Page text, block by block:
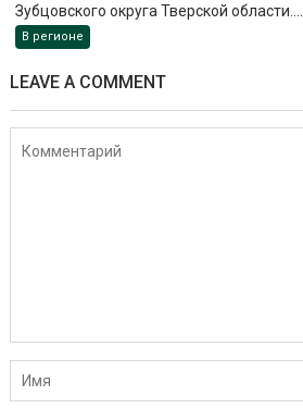
Зубцовского округа Тверской области....
В регионе
LEAVE A COMMENT